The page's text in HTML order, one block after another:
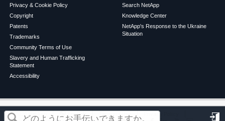
この記事は役に立ちましたか？
Privacy & Cookie Policy
Copyright
Patents
Trademarks
Community Terms of Use
Slavery and Human Trafficking
Statement
Accessibility
Search NetApp
Knowledge Center
NetApp's Response to the Ukraine
Situation
©2026NetApp English Terms of Use
Privacy Policy